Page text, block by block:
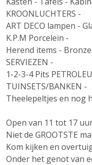
KROONLUCHTERS -
ART DECO lampen -
K.P.M Porcelein -
Herend items -
SERVIEZEN -
1-2-3-4 Pits
TUINSETS/BANKEN -
Theelepeltjes en nog
Open van 11 tot 17
Niet de GROOTSTE
Kom kijken en
Onder het genot van